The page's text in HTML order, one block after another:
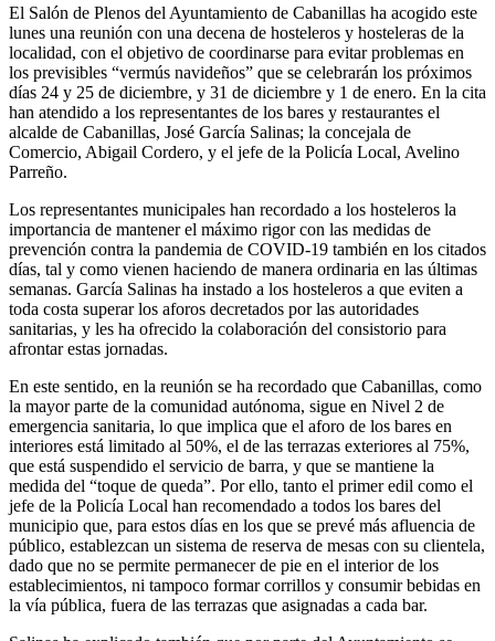
El Salón de Plenos del Ayuntamiento de Cabanillas ha acogido este
lunes una reunión con una decena de hosteleros y hosteleras de la
localidad, con el objetivo de coordinarse para evitar problemas en
los previsibles “vermús navideños” que se celebrarán los próximos
días 24 y 25 de diciembre, y 31 de diciembre y 1 de enero. En la cita
han atendido a los representantes de los bares y restaurantes el
alcalde de Cabanillas, José García Salinas; la concejala de
Comercio, Abigail Cordero, y el jefe de la Policía Local, Avelino
Parreño.
Los representantes municipales han recordado a los hosteleros la
importancia de mantener el máximo rigor con las medidas de
prevención contra la pandemia de COVID-19 también en los citados
días, tal y como vienen haciendo de manera ordinaria en las últimas
semanas. García Salinas ha instado a los hosteleros a que eviten a
toda costa superar los aforos decretados por las autoridades
sanitarias, y les ha ofrecido la colaboración del consistorio para
afrontar estas jornadas.
En este sentido, en la reunión se ha recordado que Cabanillas, como
la mayor parte de la comunidad autónoma, sigue en Nivel 2 de
emergencia sanitaria, lo que implica que el aforo de los bares en
interiores está limitado al 50%, el de las terrazas exteriores al 75%,
que está suspendido el servicio de barra, y que se mantiene la
medida del “toque de queda”. Por ello, tanto el primer edil como el
jefe de la Policía Local han recomendado a todos los bares del
municipio que, para estos días en los que se prevé más afluencia de
público, establezcan un sistema de reserva de mesas con su clientela,
dado que no se permite permanecer de pie en el interior de los
establecimientos, ni tampoco formar corrillos y consumir bebidas en
la vía pública, fuera de las terrazas que asignadas a cada bar.